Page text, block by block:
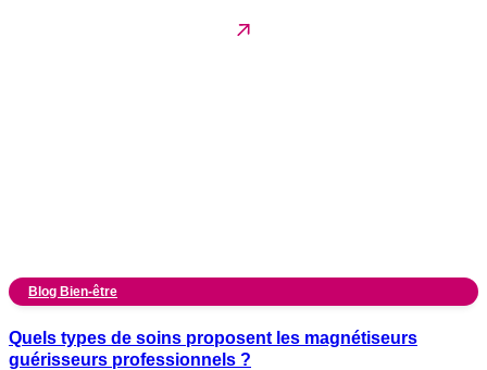
Blog Bien-être
Quels types de soins proposent les magnétiseurs
guérisseurs professionnels ?